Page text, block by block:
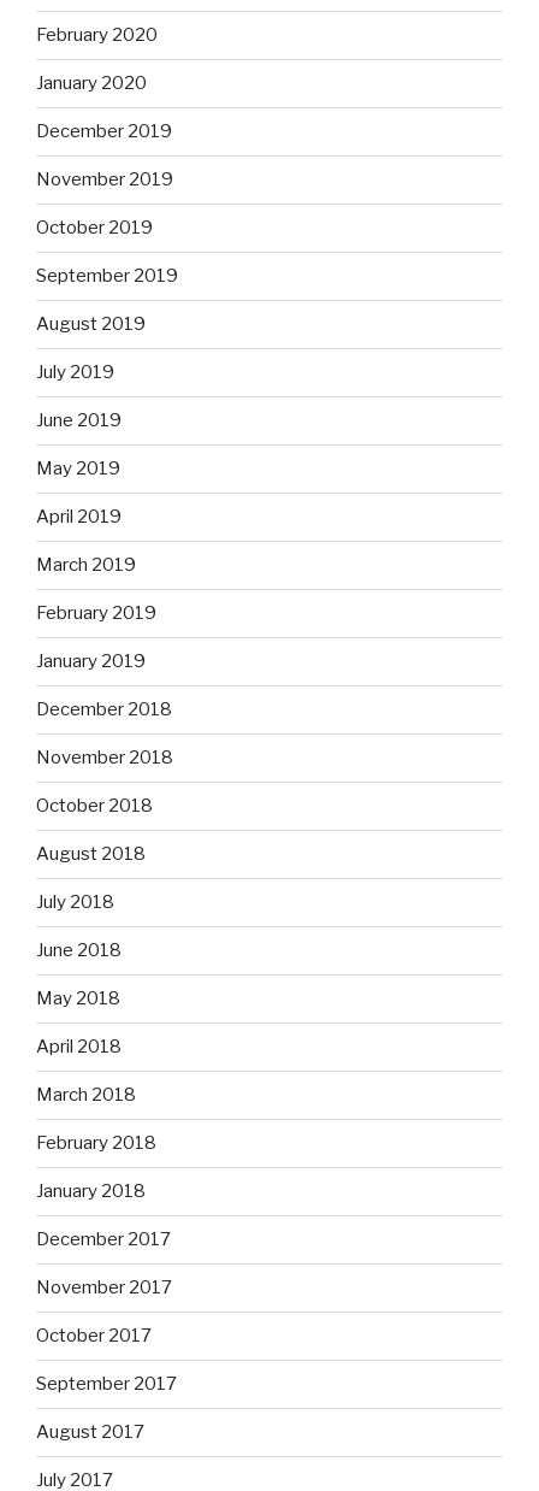
February 2020
January 2020
December 2019
November 2019
October 2019
September 2019
August 2019
July 2019
June 2019
May 2019
April 2019
March 2019
February 2019
January 2019
December 2018
November 2018
October 2018
August 2018
July 2018
June 2018
May 2018
April 2018
March 2018
February 2018
January 2018
December 2017
November 2017
October 2017
September 2017
August 2017
July 2017